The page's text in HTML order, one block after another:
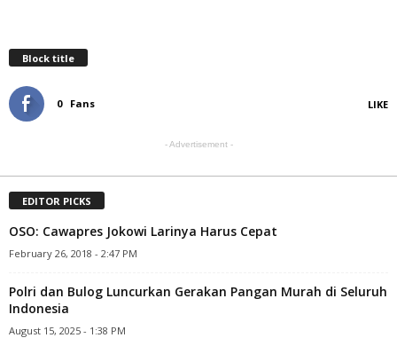
Block title
0 Fans LIKE
- Advertisement -
EDITOR PICKS
OSO: Cawapres Jokowi Larinya Harus Cepat
February 26, 2018 - 2:47 PM
Polri dan Bulog Luncurkan Gerakan Pangan Murah di Seluruh
Indonesia
August 15, 2025 - 1:38 PM